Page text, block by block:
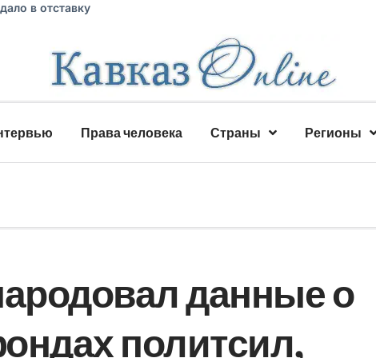
в отставку
Права человека Страны Регионы
данные о
политсил,